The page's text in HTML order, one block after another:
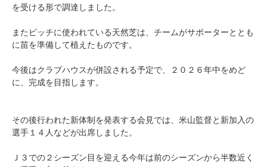
を受ける形で調達しました。
またピッチに使われている天然芝は、チームがサポーターととも
に苗を準備して植えたものです。
今後はクラブハウスが併設される予定で、２０２６年中をめど
に、完成を目指します。
その後行われた新体制を発表する会見では、米山監督と新加入の
選手１４人などが出席しました。
Ｊ３での２シーズン目を迎える今年は前のシーズンから半数近く